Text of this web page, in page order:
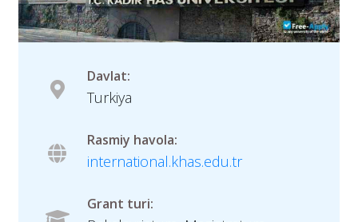
Davlat:
Turkiya
Rasmiy havola:
international.khas.edu.tr
Grant turi: